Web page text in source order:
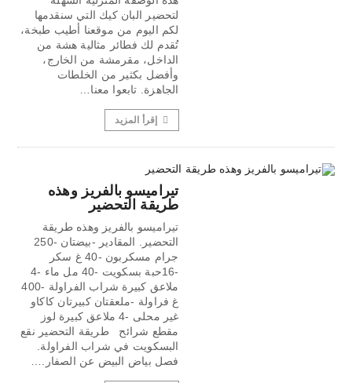
لتحضير البان كيك التي سنقدمها
لكم اليوم من موقعنا أطيب طبخة،
تُقدم لك فطائر مثالية هشة من
الداخل، مقرمشة من الخارج،
وأفضل بكثير من الخلطات
الجاهزة. تابعوا معنا…
إقرأ المزيد
تيراميسو بالفريز وهذه
طريقة التحضير
تيراميسو بالفريز وهذه طريقة
التحضير. المقادير -بيضتان -250
جرام مسكربون -40 غ سكر
-16حبة بسكويت -40 مل ماء -4
ملاعق كبيرة شراب الفراولة -400
غ فراولة -ملعقتان كبيرتان كاكاو
غير محلى -4 ملاعق كبيرة لوز
مقطع شرائح طريقة التحضير نقع
البسكويت في شراب الفراولة.
فصل بياض البيض عن الصفار.…